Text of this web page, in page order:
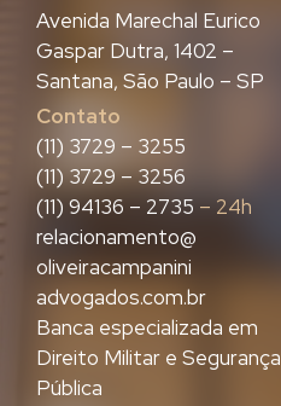
Avenida Marechal Eurico
Gaspar Dutra, 1402 –
Santana, São Paulo – SP
Contato
(11) 3729 – 3255
(11) 3729 – 3256
(11) 94136 – 2735 – 24h
relacionamento@
oliveiracampanini
advogados.com.br
Banca especializada em
Direito Militar e Segurança
Pública